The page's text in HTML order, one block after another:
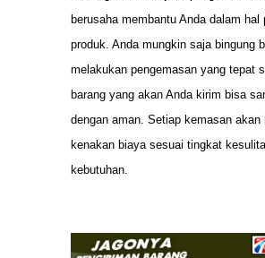
berusaha membantu Anda dalam hal
produk. Anda mungkin saja bingung
melakukan pengemasan yang tepat
barang yang akan Anda kirim bisa
dengan aman. Setiap kemasan akan
kenakan biaya sesuai tingkat
kebutuhan.